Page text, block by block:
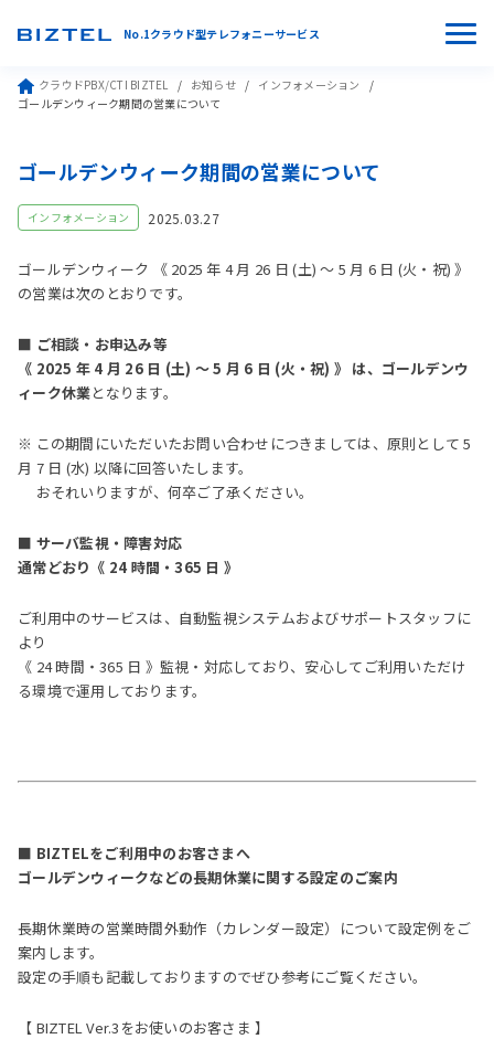
No.1クラウド型テレフォニーサービス
クラウドPBX/CTI BIZTEL お知らせ
インフォメーション
ゴールデンウィーク期間の営業について
ゴールデンウィーク期間の営業について
インフォメーション 2025.03.27
ゴールデンウィーク 《 2025 年 4 月 26 日 (土) 〜 5 月 6 日 (火・祝) 》
の営業は次のとおりです。
■ ご相談・お申込み等
《 2025 年 4 月 26 日 (土) 〜 5 月 6 日 (火・祝) 》 は、ゴールデンウ
ィーク休業となります。
※ この期間にいただいたお問い合わせにつきましては、原則として 5
月 7 日 (水) 以降に回答いたします。
おそれいりますが、何卒ご了承ください。
■ サーバ監視・障害対応
通常どおり《 24 時間・365 日 》
ご利用中のサービスは、自動監視システムおよびサポートスタッフに
より
《 24 時間・365 日 》監視・対応しており、安心してご利用いただけ
る環境で運用しております。
■ BIZTELをご利用中のお客さまへ
ゴールデンウィークなどの長期休業に関する設定のご案内
長期休業時の営業時間外動作（カレンダー設定）について設定例をご
案内します。
設定の手順も記載しておりますのでぜひ参考にご覧ください。
【 BIZTEL Ver.3をお使いのお客さま 】